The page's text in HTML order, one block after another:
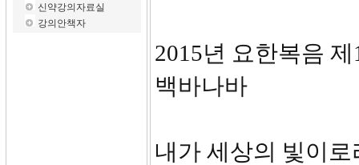
신약강의자료실
강의안책자
2015년
백바나바
내가 세상의 빛이로